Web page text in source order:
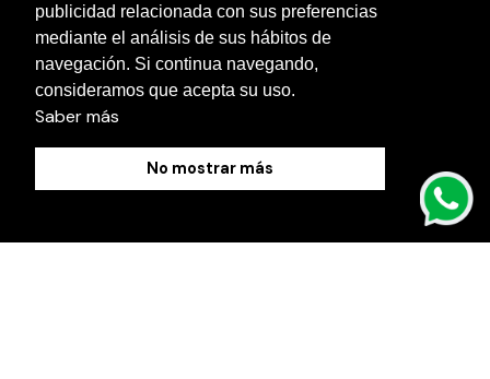
publicidad relacionada con sus preferencias
mediante el análisis de sus hábitos de
navegación. Si continua navegando,
consideramos que acepta su uso.
Saber más
No mostrar más
Contacto
Blog
Política de Cookies